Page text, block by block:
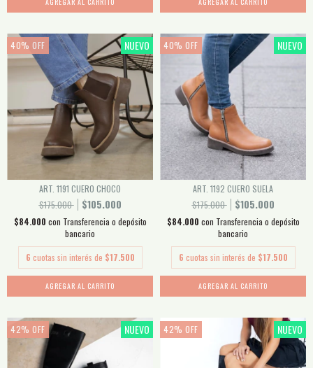
40% OFF NUEVO
ART. 1191 CUERO CHOCO
$175.000
$105.000
$84.000 con Transferencia o depósito
bancario
6 cuotas sin interés de $17.500
AGREGAR AL CARRITO
40% OFF NUEVO
ART. 1192 CUERO SUELA
$175.000
$105.000
$84.000 con Transferencia o depósito
bancario
6 cuotas sin interés de $17.500
AGREGAR AL CARRITO
42% OFF NUEVO 42% OFF NUEVO